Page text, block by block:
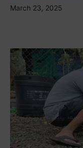
March 23, 2025